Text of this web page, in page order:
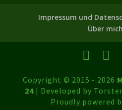
Impressum und
Über mich
Copyright © 2015 - 2026
24 | Developed by
Proudly powered